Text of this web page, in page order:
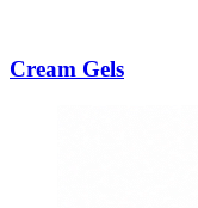
Cream Gels